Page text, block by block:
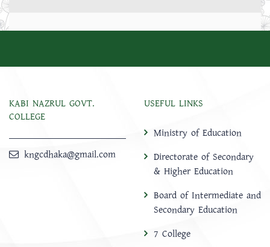
KABI NAZRUL GOVT.
COLLEGE
kngcdhaka@gmail.com
USEFUL LINKS
Ministry of Education
Directorate of Secondary
& Higher Education
Board of Intermediate and
Secondary Education
7 College